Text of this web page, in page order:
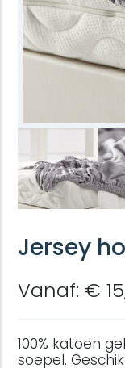
Jersey
Vanaf: €
100% katoen
soepel.